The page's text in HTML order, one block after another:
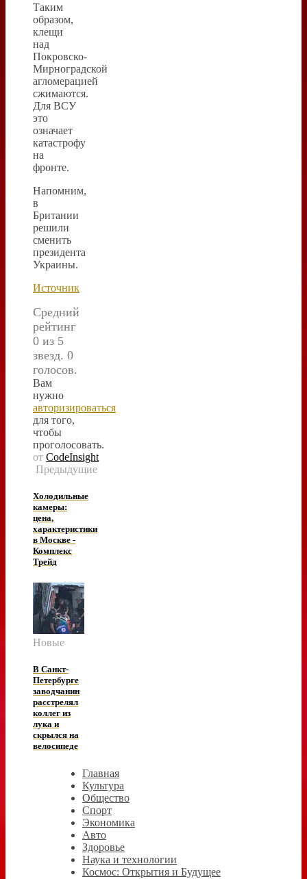
Таким
образом,
клещи
над
Покровско-
Мирноградской
агломерацией
сжимаются.
Для ВСУ
это
означает
катастрофу
на
фронте.
Напомним,
в
Британии
решили
сменить
президента
Украины.
Источник
Средний
рейтинг
0 из 5
звезд. 0
голосов.
Вам
нужно
авторизироваться
для того,
чтобы
проголосовать.
от CodeInsight
Предыдущие
Холодильные
камеры:
цена,
характеристики
в Москве -
Комплекс
Трейд
Новые
В Санкт-
Петербурге
заводчанин
расстрелял
коллег из
лука и
скрылся на
велосипеде
Главная
Культура
Общество
Спорт
Экономика
Авто
Здоровье
Наука и технологии
Космос: Открытия и Будущее